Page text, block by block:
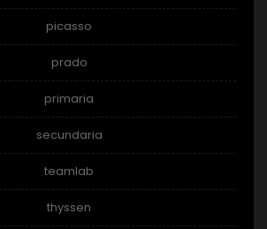
picasso
prado
primaria
secundaria
teamlab
thyssen